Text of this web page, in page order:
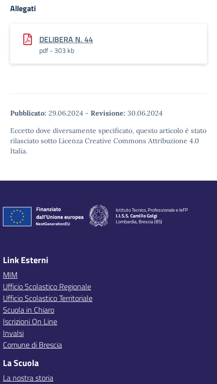
Allegati
DELIBERA N. 44
pdf - 303 kb
Pubblicato: 29.06.2024 - Revisione: 30.06.2024
Eccetto dove diversamente specificato, questo articolo è stato
rilasciato sotto Licenza Creative Commons Attribuzione 4.0
Italia.
Istituto Tecnico, Professionale e IeFP
I.I.S.S. Camillo Golgi
Lombardia, Brescia (BS)
Link Esterni
MIM
Ufficio Scolastico Regionale
Ufficio Scolastico Territoriale
Scuola in Chiaro
Iscrizioni On Line
Invalsi
Comune di Brescia
La Scuola
La nostra storia